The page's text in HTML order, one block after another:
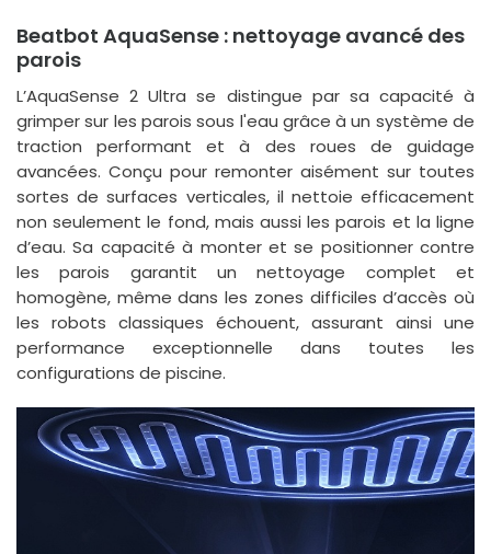
Beatbot AquaSense : nettoyage avancé des
parois
L’AquaSense 2 Ultra se distingue par sa capacité à
grimper sur les parois sous l'eau grâce à un système de
traction performant et à des roues de guidage
avancées. Conçu pour remonter aisément sur toutes
sortes de surfaces verticales, il nettoie efficacement
non seulement le fond, mais aussi les parois et la ligne
d’eau. Sa capacité à monter et se positionner contre
les parois garantit un nettoyage complet et
homogène, même dans les zones difficiles d’accès où
les robots classiques échouent, assurant ainsi une
performance exceptionnelle dans toutes les
configurations de piscine.